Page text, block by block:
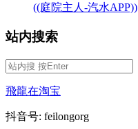
((庭院主人-汽水APP))
站内搜索
飛龍在淘宝
抖音号: feilongorg